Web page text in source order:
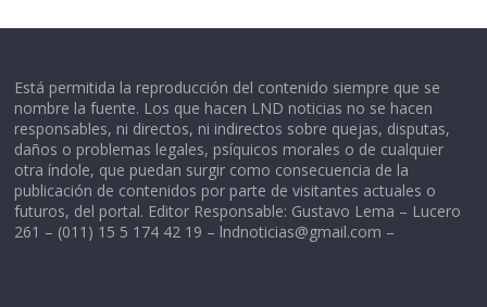
Está permitida la reproducción del contenido siempre que se
nombre la fuente. Los que hacen LND noticias no se hacen
responsables, ni directos, ni indirectos sobre quejas, disputas,
daños o problemas legales, psíquicos morales o de cualquier
otra índole, que puedan surgir como consecuencia de la
publicación de contenidos por parte de visitantes actuales o
futuros, del portal. Editor Responsable: Gustavo Lema – Lucero
261 – (011) 15 5 174 42 19 – lndnoticias@gmail.com –